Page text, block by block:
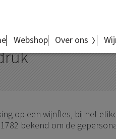
Webshop Over ons
op een wijnfles, bij het
bekend om de